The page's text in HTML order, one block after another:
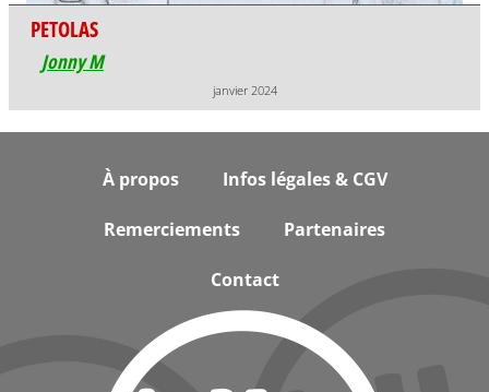
PETOLAS
Jonny M
janvier 2024
À propos Infos légales & CGV
Remerciements Partenaires
Contact